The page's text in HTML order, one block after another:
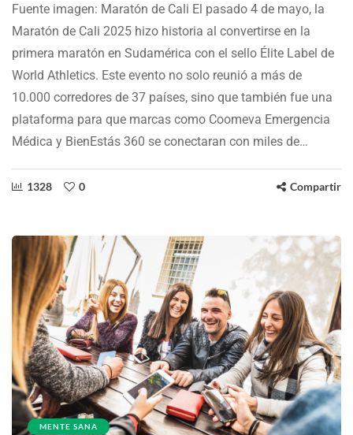
Fuente imagen: Maratón de Cali El pasado 4 de mayo, la
Maratón de Cali 2025 hizo historia al convertirse en la
primera maratón en Sudamérica con el sello Élite Label de
World Athletics. Este evento no solo reunió a más de
10.000 corredores de 37 países, sino que también fue una
plataforma para que marcas como Coomeva Emergencia
Médica y BienEstás 360 se conectaran con miles de…
1328 0 Compartir
MENTE SANA